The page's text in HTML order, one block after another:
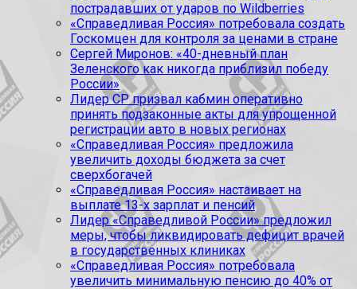
пострадавших от ударов по Wildberries
«Справедливая Россия» потребовала создать
Госкомцен для контроля за ценами в стране
Сергей Миронов: «40-дневный план
Зеленского как никогда приблизил победу
России»
Лидер СР призвал кабмин оперативно
принять подзаконные акты для упрощенной
регистрации авто в новых регионах
«Справедливая Россия» предложила
увеличить доходы бюджета за счет
сверхбогачей
«Справедливая Россия» настаивает на
выплате 13-х зарплат и пенсий
Лидер «Справедливой России» предложил
меры, чтобы ликвидировать дефицит врачей
в государственных клиниках
«Справедливая Россия» потребовала
увеличить минимальную пенсию до 40% от